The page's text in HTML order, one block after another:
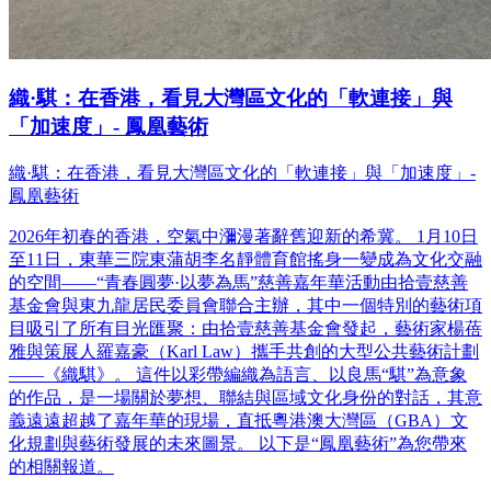
織·騏：在香港，看見大灣區文化的「軟連接」與
「加速度」- 鳳凰藝術
織·騏：在香港，看見大灣區文化的「軟連接」與「加速度」-
鳳凰藝術
2026年初春的香港，空氣中瀰漫著辭舊迎新的希冀。 1月10日
至11日，東華三院東蒲胡李名靜體育館搖身一變成為文化交融
的空間——“青春圓夢·以夢為馬”慈善嘉年華活動由拾壹慈善
基金會與東九龍居民委員會聯合主辦，其中一個特別的藝術項
目吸引了所有目光匯聚：由拾壹慈善基金會發起，藝術家楊蓓
雅與策展人羅嘉豪（Karl Law）攜手共創的大型公共藝術計劃
——《織騏》。 這件以彩帶編織為語言、以良馬“騏”為意象
的作品，是一場關於夢想、聯結與區域文化身份的對話，其意
義遠遠超越了嘉年華的現場，直抵粵港澳大灣區（GBA）文
化規劃與藝術發展的未來圖景。 以下是“鳳凰藝術”為您帶來
的相關報道。